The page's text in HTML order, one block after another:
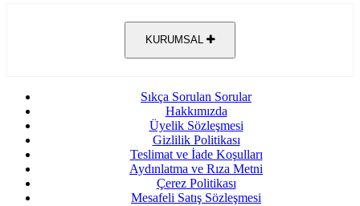
KURUMSAL
Sıkça Sorulan Sorular
Hakkımızda
Üyelik Sözleşmesi
Gizlilik Politikası
Teslimat ve İade Koşulları
Aydınlatma ve Rıza Metni
Çerez Politikası
Mesafeli Satış Sözleşmesi